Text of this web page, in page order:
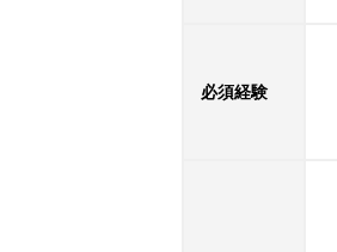
必須経験